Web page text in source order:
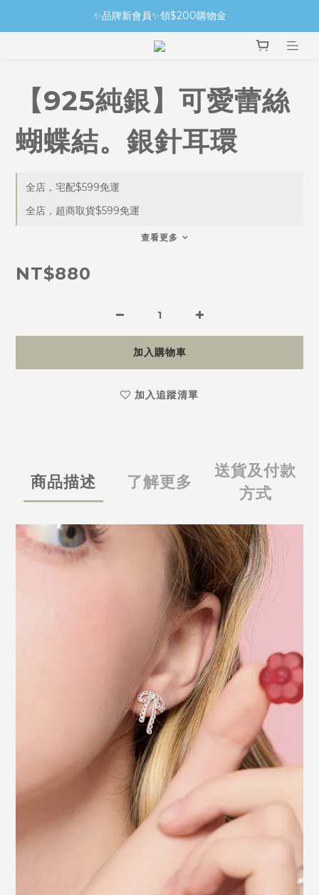
✨品牌新會員✨領$200購物金
【925純銀】可愛蕾絲
蝴蝶結。銀針耳環
全店，宅配$599免運
全店，超商取貨$599免運
查看更多
NT$880
加入購物車
加入追蹤清單
商品描述 了解更多
送貨及付款
方式